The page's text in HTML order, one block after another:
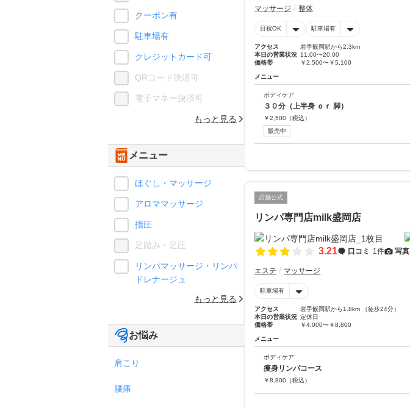
マッサージ 整体
日祝OK 駐車場有
アクセス
岩手飯岡駅から2.3km
本日の営業状況 11:00〜20:00
価格帯
￥2,500〜￥5,100
メニュー
ボディケア
３０分（上半身 ｏｒ 脚）
￥2,500 （税込）
販売中
店舗公式
リンパ専門店milk盛岡店
3.21 口コミ 1件 写真
エステ マッサージ
駐車場有
アクセス
岩手飯岡駅から1.8km （徒歩24分）
本日の営業状況 定休日
価格帯
￥4,000〜￥8,800
メニュー
ボディケア
痩身リンパコース
￥8,800 （税込）
クーポン有
駐車場有
クレジットカード可
QRコード決済可
電子マネー決済可
もっと見る
メニュー
ほぐし・マッサージ
アロママッサージ
指圧
足踏み・足圧
リンパマッサージ・リンパ
ドレナージュ
もっと見る
お悩み
肩こり
腰痛